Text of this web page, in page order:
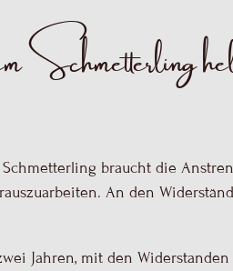
braucht die
An den
wollen, zu motivieren und
Wesentliche.